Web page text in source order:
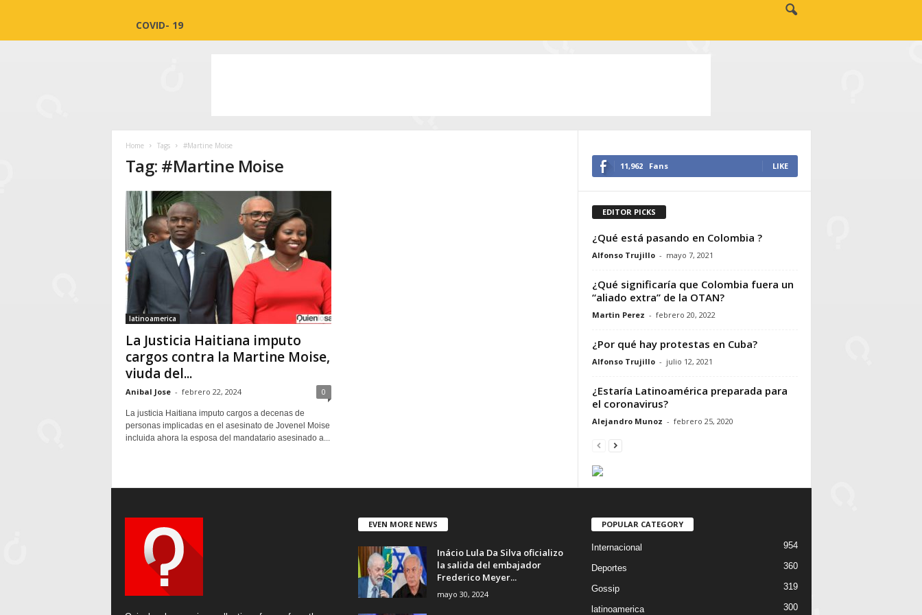
COVID- 19
Home Tags #Martine Moise
Tag: #Martine Moise
latinoamerica
La Justicia Haitiana imputo
cargos contra la Martine Moise,
viuda del...
Anibal Jose - febrero 22, 2024 0
La justicia Haitiana imputo cargos a decenas de
personas implicadas en el asesinato de Jovenel Moise
incluida ahora la esposa del mandatario asesinado a...
11,962 Fans LIKE
EDITOR PICKS
¿Qué está pasando en Colombia ?
Alfonso Trujillo - mayo 7, 2021
¿Qué significaría que Colombia fuera un
“aliado extra” de la OTAN?
Martin Perez - febrero 20, 2022
¿Por qué hay protestas en Cuba?
Alfonso Trujillo - julio 12, 2021
¿Estaría Latinoamérica preparada para
el coronavirus?
Alejandro Munoz - febrero 25, 2020
EVEN MORE NEWS
Inácio Lula Da Silva oficializo
la salida del embajador
Frederico Meyer...
mayo 30, 2024
POPULAR CATEGORY
Internacional 954
Deportes 360
Gossip 319
latinoamerica 300